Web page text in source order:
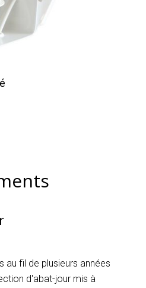
au fil de plusieurs années
d'abat-jour mis à